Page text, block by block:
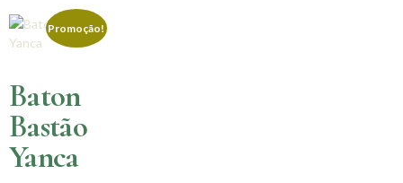
Promoção!
Baton
Bastão
Yanca